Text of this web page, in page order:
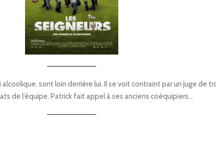
sont loin derrière lui. Il se voit contraint par un juge de
de l’équipe. Patrick fait appel à ses anciens coéquipiers…